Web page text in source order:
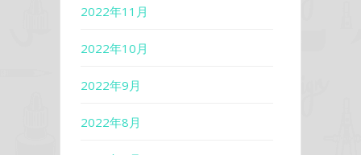
2022年11月
2022年10月
2022年9月
2022年8月